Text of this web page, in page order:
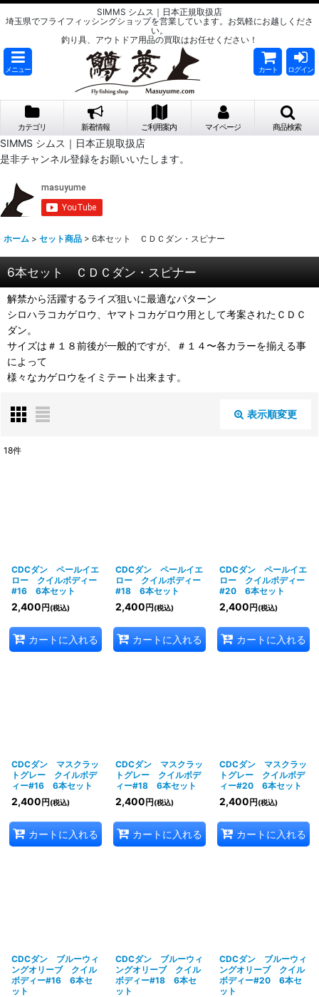
SIMMS シムス｜日本正規取扱店
埼玉県でフライフィッシングショップを営業しています。お気軽にお越しくださ
い。
釣り具、アウトドア用品の買取はお任せください！
メニュー カート ログイン
カテゴリ 新着情報 ご利用案内 マイページ 商品検索
SIMMS シムス｜日本正規取扱店
是非チャンネル登録をお願いいたします。
ホーム > セット商品 > 6本セット ＣＤＣダン・スピナー
6本セット ＣＤＣダン・スピナー
解禁から活躍するライズ狙いに最適なパターン
シロハラコカゲロウ、ヤマトコカゲロウ用として考案されたＣＤＣ
ダン。
サイズは＃１８前後が一般的ですが、＃１４〜各カラーを揃える事
によって
様々なカゲロウをイミテート出来ます。
表示順変更
18件
CDCダン ペールイエ
ロー クイルボディー
#16 6本セット
2,400 円 (税込)
カートに入れる
CDCダン ペールイエ
ロー クイルボディー
#18 6本セット
2,400 円 (税込)
カートに入れる
CDCダン ペールイエ
ロー クイルボディー
#20 6本セット
2,400 円 (税込)
カートに入れる
CDCダン マスクラッ
トグレー クイルボデ
ィー#16 6本セット
2,400 円 (税込)
カートに入れる
CDCダン マスクラッ
トグレー クイルボデ
ィー#18 6本セット
2,400 円 (税込)
カートに入れる
CDCダン マスクラッ
トグレー クイルボデ
ィー#20 6本セット
2,400 円 (税込)
カートに入れる
CDCダン ブルーウィ
ングオリーブ クイル
ボディー#16 6本セ
ット
CDCダン ブルーウィ
ングオリーブ クイル
ボディー#18 6本セ
ット
CDCダン ブルーウィ
ングオリーブ クイル
ボディー#20 6本セ
ット